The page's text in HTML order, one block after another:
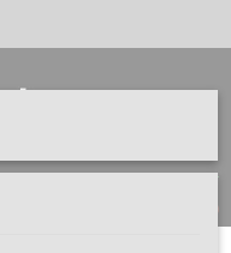
SHOPPING CART
(0)